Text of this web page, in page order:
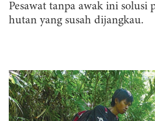
Pesawat tanpa awak ini solusi
hutan yang susah dijangkau.